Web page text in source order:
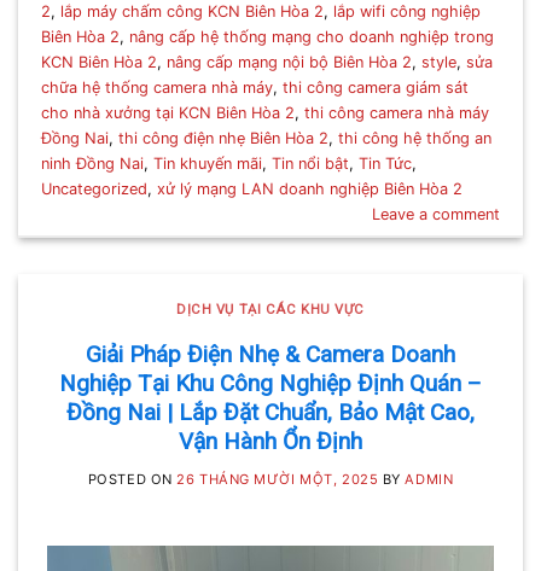
2, lắp máy chấm công KCN Biên Hòa 2, lắp wifi công nghiệp
Biên Hòa 2, nâng cấp hệ thống mạng cho doanh nghiệp trong
KCN Biên Hòa 2, nâng cấp mạng nội bộ Biên Hòa 2,style,sửa
chữa hệ thống camera nhà máy,thi công camera giám sát
cho nhà xưởng tại KCN Biên Hòa 2,thi công camera nhà máy
Đồng Nai,thi công điện nhẹ Biên Hòa 2,thi công hệ thống an
ninh Đồng Nai,Tin khuyến mãi,Tin nổi bật,Tin Tức,
Uncategorized,xử lý mạng LAN doanh nghiệp Biên Hòa 2
Leave a comment
DỊCH VỤ TẠI CÁC KHU VỰC
Giải Pháp Điện Nhẹ & Camera Doanh
Nghiệp Tại Khu Công Nghiệp Định Quán –
Đồng Nai | Lắp Đặt Chuẩn, Bảo Mật Cao,
Vận Hành Ổn Định
POSTED ON26 THÁNG MƯỜI MỘT, 2025 BYADMIN